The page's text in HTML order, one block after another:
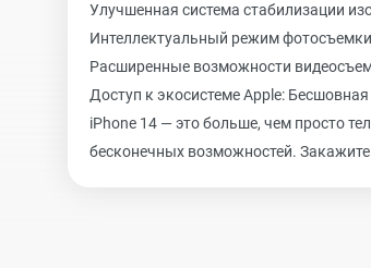
Улучшенная система стабилизации
Интеллектуальный режим
Расширенные возможности
Доступ к экосистеме Apple:
iPhone 14 — это больше, чем просто
бесконечных возможностей. Закажите